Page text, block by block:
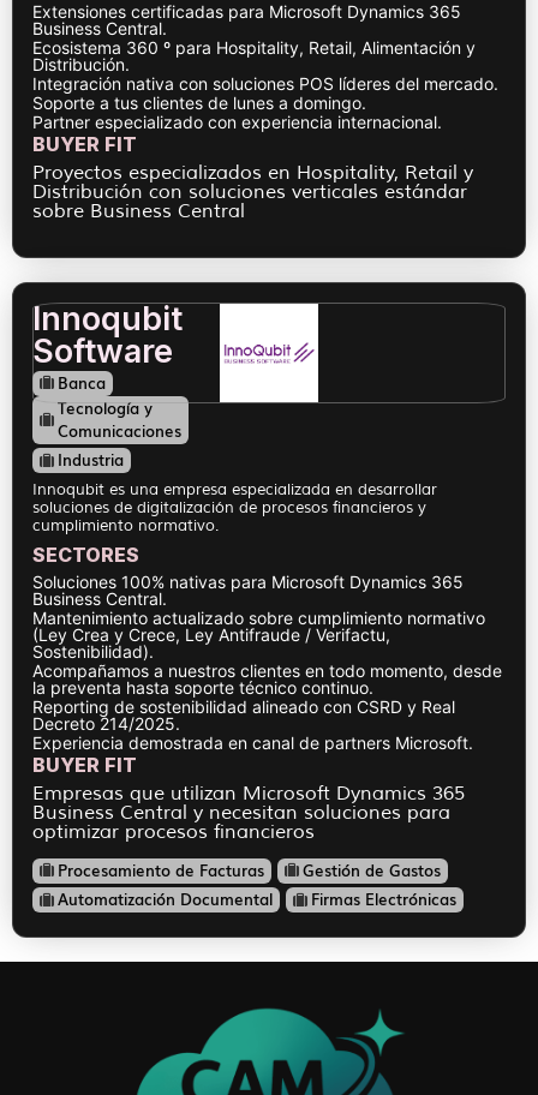
Extensiones certificadas para Microsoft Dynamics 365
Business Central.
Ecosistema 360 º para Hospitality, Retail, Alimentación y
Distribución.
Integración nativa con soluciones POS líderes del mercado.
Soporte a tus clientes de lunes a domingo.
Partner especializado con experiencia internacional.
BUYER FIT
Proyectos especializados en Hospitality, Retail y
Distribución con soluciones verticales estándar
sobre Business Central
Innoqubit
Software
Banca
Tecnología y
Comunicaciones
Industria
Innoqubit es una empresa especializada en desarrollar
soluciones de digitalización de procesos financieros y
cumplimiento normativo.
SECTORES
Soluciones 100% nativas para Microsoft Dynamics 365
Business Central.
Mantenimiento actualizado sobre cumplimiento normativo
(Ley Crea y Crece, Ley Antifraude / Verifactu,
Sostenibilidad).
Acompañamos a nuestros clientes en todo momento, desde
la preventa hasta soporte técnico continuo.
Reporting de sostenibilidad alineado con CSRD y Real
Decreto 214/2025.
Experiencia demostrada en canal de partners Microsoft.
BUYER FIT
Empresas que utilizan Microsoft Dynamics 365
Business Central y necesitan soluciones para
optimizar procesos financieros
Procesamiento de Facturas
Gestión de Gastos
Automatización Documental
Firmas Electrónicas